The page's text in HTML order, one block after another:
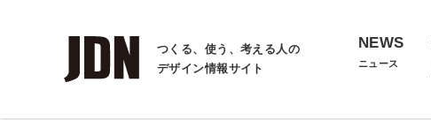
つくる、使う、考える人の
デザイン情報サイト
NEWS
ニュース